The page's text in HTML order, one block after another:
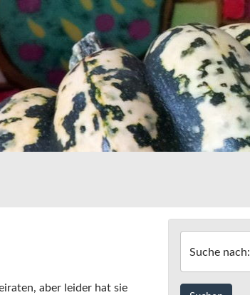
aber leider hat sie
Suche nach: